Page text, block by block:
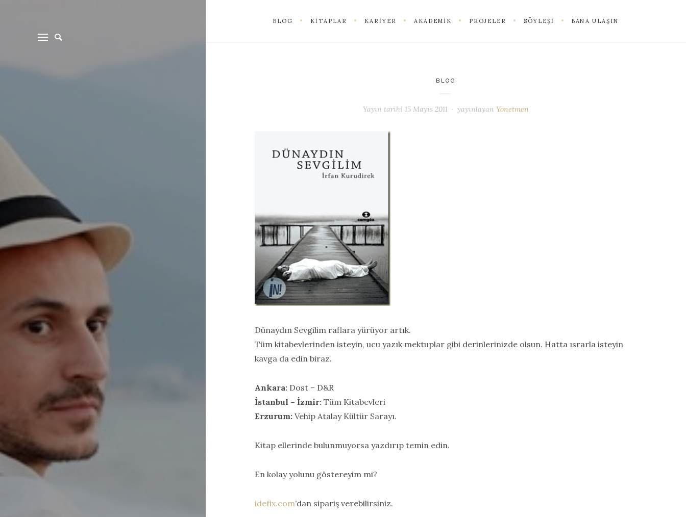
BLOG KITAPLAR KARIYER AKADEMIK PROJELER SÖYLEŞI BANA ULAŞIN
BLOG
Yayın tarihi 15 Mayıs 2011 yayınlayanYönetmen
Dünaydın Sevgilim raflara yürüyor artık.
Tüm kitabevlerinden isteyin, ucu yazık mektuplar gibi derinlerinizde olsun. Hatta ısrarla isteyin
kavga da edin biraz.
Ankara:Dost – D&R
İstanbul – İzmir:Tüm Kitabevleri
Erzurum:Vehip Atalay Kültür Sarayı.
Kitap ellerinde bulunmuyorsa yazdırıp temin edin.
En kolay yolunu göstereyim mi?
idefix.com’dan sipariş verebilirsiniz.